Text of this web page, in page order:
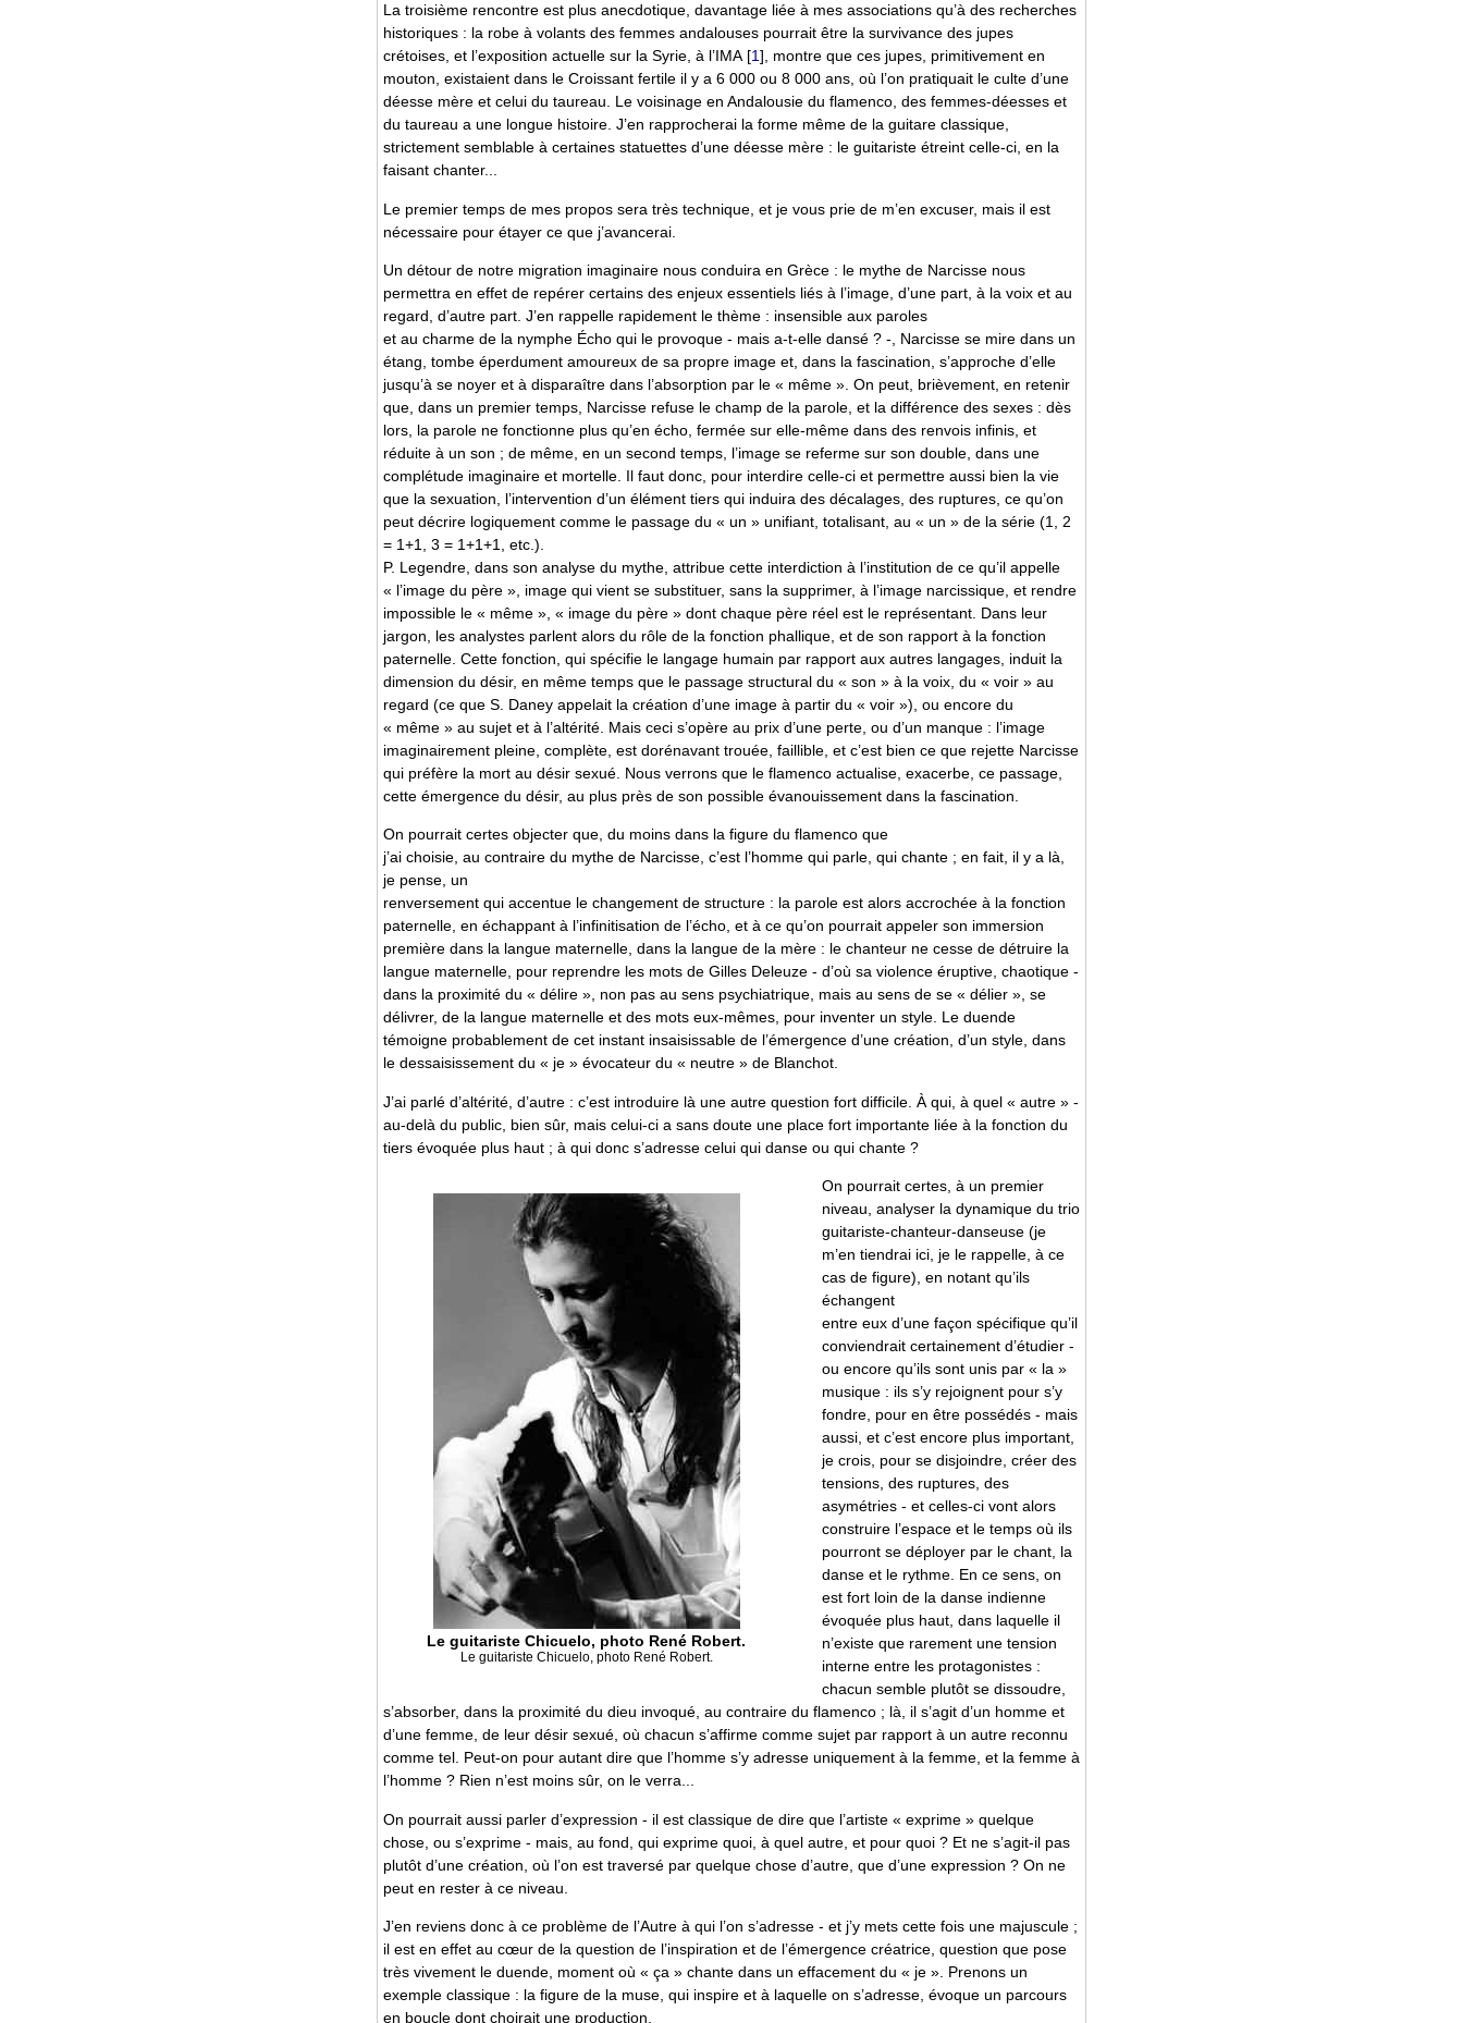
La troisième rencontre est plus anecdotique, davantage liée à mes associations qu’à des recherches
historiques : la robe à volants des femmes andalouses pourrait être la survivance des jupes
crétoises, et l’exposition actuelle sur la Syrie, à l’IMA [1] , montre que ces jupes, primitivement en
mouton, existaient dans le Croissant fertile il y a 6 000 ou 8 000 ans, où l’on pratiquait le culte d’une
déesse mère et celui du taureau. Le voisinage en Andalousie du flamenco, des femmes-déesses et
du taureau a une longue histoire. J’en rapprocherai la forme même de la guitare classique,
strictement semblable à certaines statuettes d’une déesse mère : le guitariste étreint celle-ci, en la
faisant chanter...
Le premier temps de mes propos sera très technique, et je vous prie de m’en excuser, mais il est
nécessaire pour étayer ce que j’avancerai.
Un détour de notre migration imaginaire nous conduira en Grèce : le mythe de Narcisse nous
permettra en effet de repérer certains des enjeux essentiels liés à l’image, d’une part, à la voix et au
regard, d’autre part. J’en rappelle rapidement le thème : insensible aux paroles
et au charme de la nymphe Écho qui le provoque - mais a-t-elle dansé ? -, Narcisse se mire dans un
étang, tombe éperdument amoureux de sa propre image et, dans la fascination, s’approche d’elle
jusqu’à se noyer et à disparaître dans l’absorption par le « même ». On peut, brièvement, en retenir
que, dans un premier temps, Narcisse refuse le champ de la parole, et la différence des sexes : dès
lors, la parole ne fonctionne plus qu’en écho, fermée sur elle-même dans des renvois infinis, et
réduite à un son ; de même, en un second temps, l’image se referme sur son double, dans une
complétude imaginaire et mortelle. Il faut donc, pour interdire celle-ci et permettre aussi bien la vie
que la sexuation, l’intervention d’un élément tiers qui induira des décalages, des ruptures, ce qu’on
peut décrire logiquement comme le passage du « un » unifiant, totalisant, au « un » de la série (1, 2
= 1+1, 3 = 1+1+1, etc.).
P. Legendre, dans son analyse du mythe, attribue cette interdiction à l’institution de ce qu’il appelle
« l’image du père », image qui vient se substituer, sans la supprimer, à l’image narcissique, et rendre
impossible le « même », « image du père » dont chaque père réel est le représentant. Dans leur
jargon, les analystes parlent alors du rôle de la fonction phallique, et de son rapport à la fonction
paternelle. Cette fonction, qui spécifie le langage humain par rapport aux autres langages, induit la
dimension du désir, en même temps que le passage structural du « son » à la voix, du « voir » au
regard (ce que S. Daney appelait la création d’une image à partir du « voir »), ou encore du
« même » au sujet et à l’altérité. Mais ceci s’opère au prix d’une perte, ou d’un manque : l’image
imaginairement pleine, complète, est dorénavant trouée, faillible, et c’est bien ce que rejette Narcisse
qui préfère la mort au désir sexué. Nous verrons que le flamenco actualise, exacerbe, ce passage,
cette émergence du désir, au plus près de son possible évanouissement dans la fascination.
On pourrait certes objecter que, du moins dans la figure du flamenco que
j’ai choisie, au contraire du mythe de Narcisse, c’est l’homme qui parle, qui chante ; en fait, il y a là,
je pense, un
renversement qui accentue le changement de structure : la parole est alors accrochée à la fonction
paternelle, en échappant à l’infinitisation de l’écho, et à ce qu’on pourrait appeler son immersion
première dans la langue maternelle, dans la langue de la mère : le chanteur ne cesse de détruire la
langue maternelle, pour reprendre les mots de Gilles Deleuze - d’où sa violence éruptive, chaotique -
dans la proximité du « délire », non pas au sens psychiatrique, mais au sens de se « délier », se
délivrer, de la langue maternelle et des mots eux-mêmes, pour inventer un style. Le duende
témoigne probablement de cet instant insaisissable de l’émergence d’une création, d’un style, dans
le dessaisissement du « je » évocateur du « neutre » de Blanchot.
J’ai parlé d’altérité, d’autre : c’est introduire là une autre question fort difficile. À qui, à quel « autre » -
au-delà du public, bien sûr, mais celui-ci a sans doute une place fort importante liée à la fonction du
tiers évoquée plus haut ; à qui donc s’adresse celui qui danse ou qui chante ?
Le guitariste Chicuelo, photo René Robert.
Le guitariste Chicuelo, photo René Robert.
On pourrait certes, à un premier
niveau, analyser la dynamique du trio
guitariste-chanteur-danseuse (je
m’en tiendrai ici, je le rappelle, à ce
cas de figure), en notant qu’ils
échangent
entre eux d’une façon spécifique qu’il
conviendrait certainement d’étudier -
ou encore qu’ils sont unis par « la »
musique : ils s’y rejoignent pour s’y
fondre, pour en être possédés - mais
aussi, et c’est encore plus important,
je crois, pour se disjoindre, créer des
tensions, des ruptures, des
asymétries - et celles-ci vont alors
construire l’espace et le temps où ils
pourront se déployer par le chant, la
danse et le rythme. En ce sens, on
est fort loin de la danse indienne
évoquée plus haut, dans laquelle il
n’existe que rarement une tension
interne entre les protagonistes :
chacun semble plutôt se dissoudre,
s’absorber, dans la proximité du dieu invoqué, au contraire du flamenco ; là, il s’agit d’un homme et
d’une femme, de leur désir sexué, où chacun s’affirme comme sujet par rapport à un autre reconnu
comme tel. Peut-on pour autant dire que l’homme s’y adresse uniquement à la femme, et la femme à
l’homme ? Rien n’est moins sûr, on le verra...
On pourrait aussi parler d’expression - il est classique de dire que l’artiste « exprime » quelque
chose, ou s’exprime - mais, au fond, qui exprime quoi, à quel autre, et pour quoi ? Et ne s’agit-il pas
plutôt d’une création, où l’on est traversé par quelque chose d’autre, que d’une expression ? On ne
peut en rester à ce niveau.
J’en reviens donc à ce problème de l’Autre à qui l’on s’adresse - et j’y mets cette fois une majuscule ;
il est en effet au cœur de la question de l’inspiration et de l’émergence créatrice, question que pose
très vivement le duende, moment où « ça » chante dans un effacement du « je ». Prenons un
exemple classique : la figure de la muse, qui inspire et à laquelle on s’adresse, évoque un parcours
en boucle dont choirait une production,